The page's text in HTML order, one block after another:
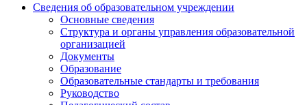
Сведения об образовательном учреждении
Основные сведения
Структура и органы управления образовательной
организацией
Документы
Образование
Образовательные стандарты и требования
Руководство